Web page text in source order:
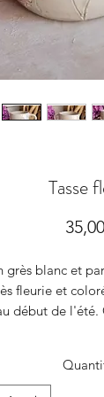
Tasse
grès blanc et
fleurie et
début de
se marie à
au micro-